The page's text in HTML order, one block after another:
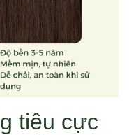
tiêu cực